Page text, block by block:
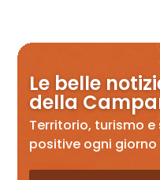
Le belle
della
Territorio, turismo e
positive ogni giorno